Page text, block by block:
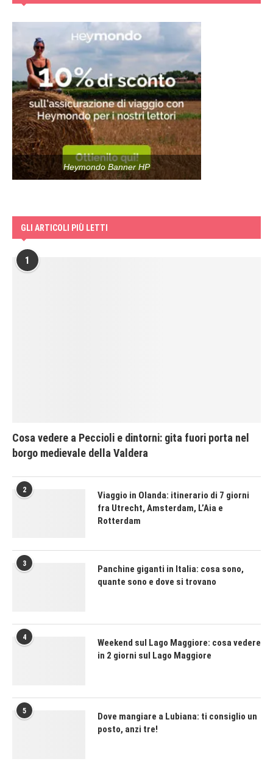
Heymondo Banner HP
GLI ARTICOLI PIÙ LETTI
1
Cosa vedere a Peccioli e dintorni: gita fuori porta nel
borgo medievale della Valdera
2
Viaggio in Olanda: itinerario di 7 giorni
fra Utrecht, Amsterdam, L’Aia e
Rotterdam
3
Panchine giganti in Italia: cosa sono,
quante sono e dove si trovano
4
Weekend sul Lago Maggiore: cosa vedere
in 2 giorni sul Lago Maggiore
5
Dove mangiare a Lubiana: ti consiglio un
posto, anzi tre!